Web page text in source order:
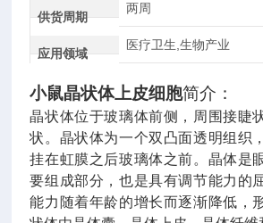
供货周期
两周
应用领域
医疗卫生,生物产业
小鼠晶状体上皮细胞简介：
晶状体位于玻璃体前侧，周围接睫
状。晶状体为一个双凸面透明组织
挂在虹膜之后玻璃体之前。晶体是
要组成部分，也是具有调节能力的
能力随着年龄的增长而逐渐降低，